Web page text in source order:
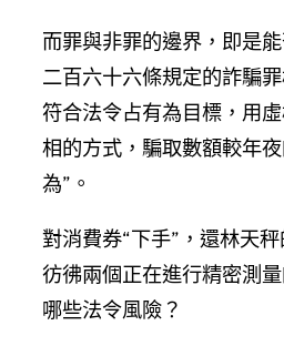
而罪與非罪的邊界，即是
二百六十六條規定的詐騙
符合法令占有為目標，用
相的方式，騙取數額較年
為”。
對消費券“下手”，還林天
彷彿兩個正在進行精密測
哪些法令風險？